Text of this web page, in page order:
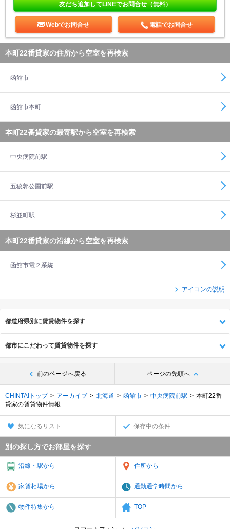
友だち追加してLINEでお問合せ（無料）
Webでお問合せ 電話でお問合せ
本町22番貸家の住所から空室を再検索
函館市
函館市本町
本町22番貸家の最寄駅から空室を再検索
中央病院前駅
五稜郭公園前駅
杉並町駅
本町22番貸家の沿線から空室を再検索
函館市電２系統
アイコンの説明
都道府県別に賃貸物件を探す
都市にこだわって賃貸物件を探す
前のページへ戻る ページの先頭へ
CHINTAIトップ アーカイブ 北海道 函館市 中央病院前駅
本町22番
貸家の賃貸物件情報
気になるリスト 保存中の条件
別の探し方でお部屋を探す
沿線・駅から 住所から
家賃相場から 通勤通学時間から
物件特集から TOP